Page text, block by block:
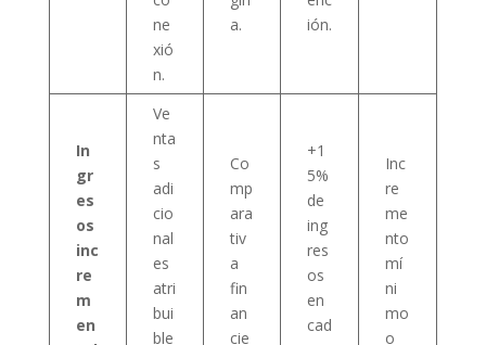
ne
xió
n.
a.
ión.
In
gr
es
os
inc
re
m
en
Ve
nta
s
adi
cio
nal
es
atri
bui
ble
Co
mp
ara
tiv
a
fin
an
cie
+1
5%
de
ing
res
os
en
cad
Inc
re
me
nto
mí
ni
mo
o